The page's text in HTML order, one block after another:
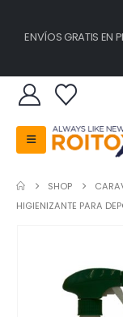
ENVÍOS GRATIS EN
SHOP
HIGIENIZANTE PARA